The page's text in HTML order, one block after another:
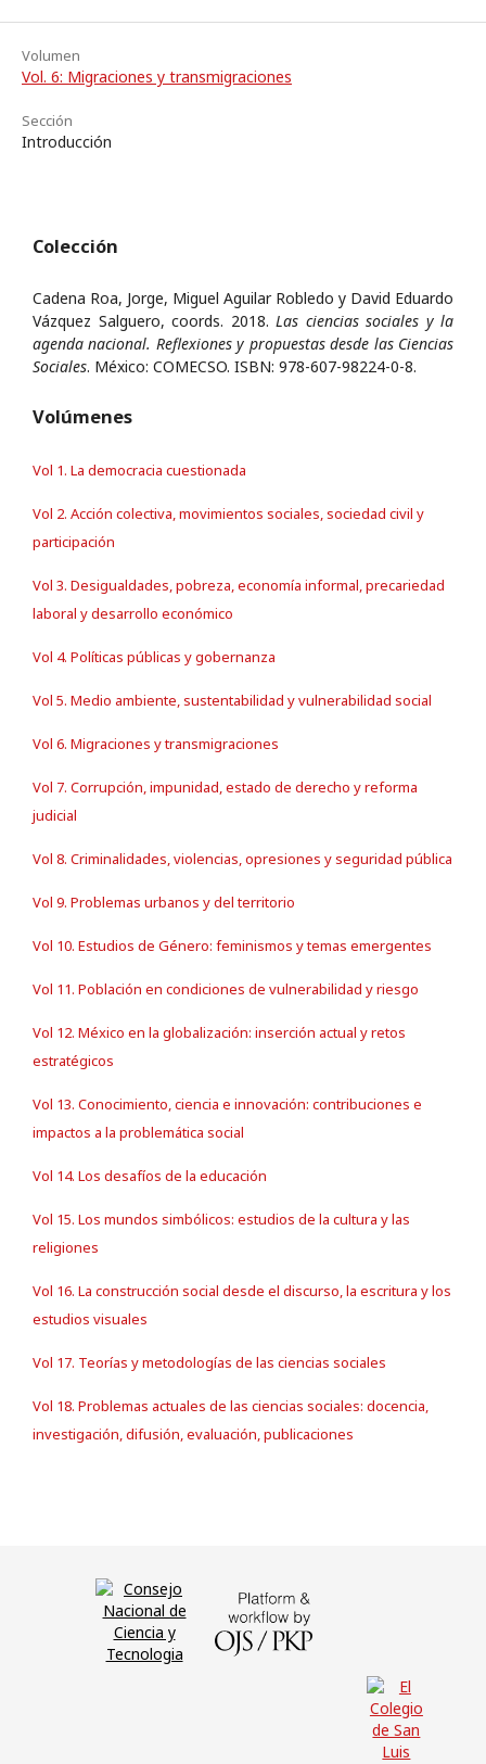
Volumen
Vol. 6: Migraciones y transmigraciones
Sección
Introducción
Colección
Cadena Roa, Jorge, Miguel Aguilar Robledo y David Eduardo
Vázquez Salguero, coords. 2018. Las ciencias sociales y la
agenda nacional. Reflexiones y propuestas desde las Ciencias
Sociales. México: COMECSO. ISBN: 978-607-98224-0-8.
Volúmenes
Vol 1. La democracia cuestionada
Vol 2. Acción colectiva, movimientos sociales, sociedad civil y
participación
Vol 3. Desigualdades, pobreza, economía informal, precariedad
laboral y desarrollo económico
Vol 4. Políticas públicas y gobernanza
Vol 5. Medio ambiente, sustentabilidad y vulnerabilidad social
Vol 6. Migraciones y transmigraciones
Vol 7. Corrupción, impunidad, estado de derecho y reforma
judicial
Vol 8. Criminalidades, violencias, opresiones y seguridad pública
Vol 9. Problemas urbanos y del territorio
Vol 10. Estudios de Género: feminismos y temas emergentes
Vol 11. Población en condiciones de vulnerabilidad y riesgo
Vol 12. México en la globalización: inserción actual y retos
estratégicos
Vol 13. Conocimiento, ciencia e innovación: contribuciones e
impactos a la problemática social
Vol 14. Los desafíos de la educación
Vol 15. Los mundos simbólicos: estudios de la cultura y las
religiones
Vol 16. La construcción social desde el discurso, la escritura y los
estudios visuales
Vol 17. Teorías y metodologías de las ciencias sociales
Vol 18. Problemas actuales de las ciencias sociales: docencia,
investigación, difusión, evaluación, publicaciones